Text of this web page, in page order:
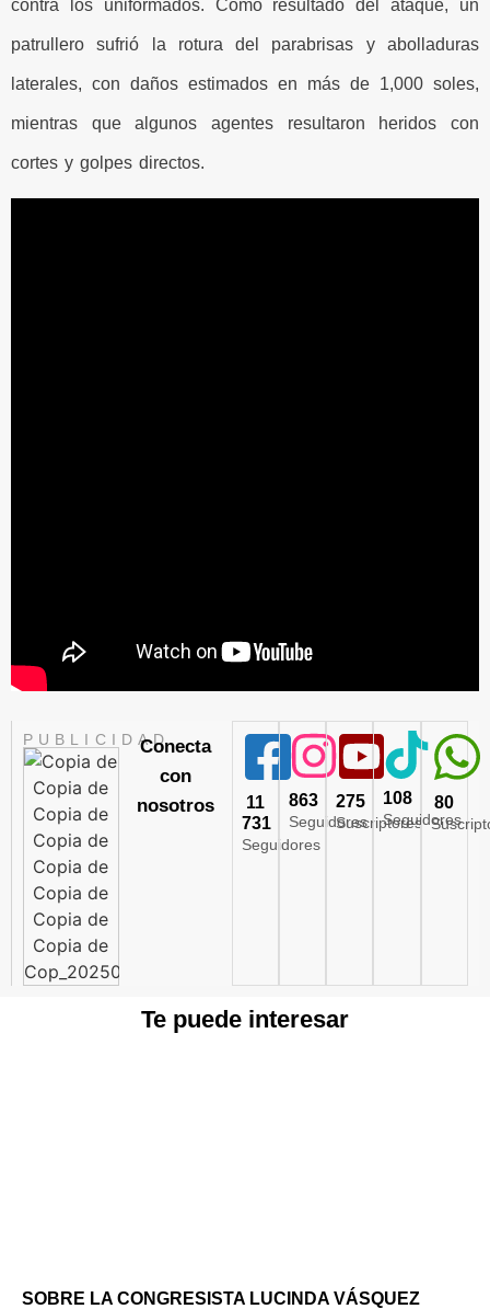
contra los uniformados. Como resultado del ataque, un
patrullero sufrió la rotura del parabrisas y abolladuras
laterales, con daños estimados en más de 1,000 soles,
mientras que algunos agentes resultaron heridos con
cortes y golpes directos.
PUBLICIDADConecta
con
nosotros
11
731
Seguidores
863
Seguidores
275
Suscriptores
108
Seguidores
80
Te puede interesar
SOBRE LA CONGRESISTA LUCINDA VÁSQUEZ